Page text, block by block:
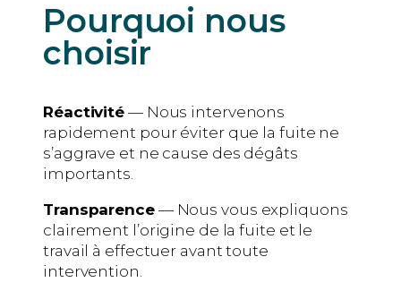
Pourquoi nous
choisir
Réactivité — Nous intervenons
rapidement pour éviter que la fuite ne
s’aggrave et ne cause des dégâts
importants.
Transparence— Nous vous expliquons
clairement l’origine de la fuite et le
travail à effectuer avant toute
intervention.